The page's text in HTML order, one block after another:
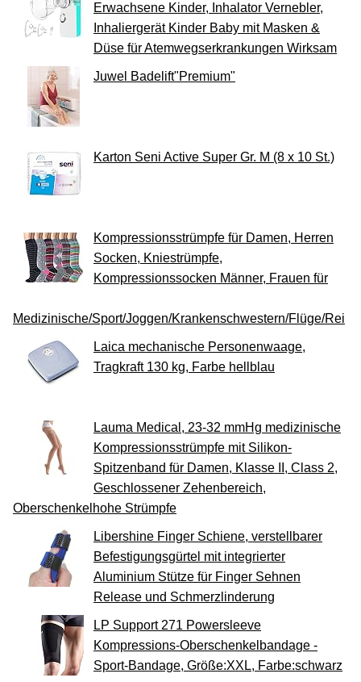
Erwachsene Kinder, Inhalator Vernebler,
Inhaliergerät Kinder Baby mit Masken &
Düse für Atemwegserkrankungen Wirksam
Juwel Badelift"Premium"
Karton Seni Active Super Gr. M (8 x 10 St.)
Kompressionsstrümpfe für Damen, Herren
Socken, Kniestrümpfe,
Kompressionssocken Männer, Frauen für
Medizinische/Sport/Joggen/Krankenschwestern/Flüge/
Laica mechanische Personenwaage,
Tragkraft 130 kg, Farbe hellblau
Lauma Medical, 23-32 mmHg medizinische
Kompressionsstrümpfe mit Silikon-
Spitzenband für Damen, Klasse II, Class 2,
Geschlossener Zehenbereich,
Oberschenkelhohe Strümpfe
Libershine Finger Schiene, verstellbarer
Befestigungsgürtel mit integrierter
Aluminium Stütze für Finger Sehnen
Release und Schmerzlinderung
LP Support 271 Powersleeve
Kompressions-Oberschenkelbandage -
Sport-Bandage, Größe:XXL, Farbe:schwarz